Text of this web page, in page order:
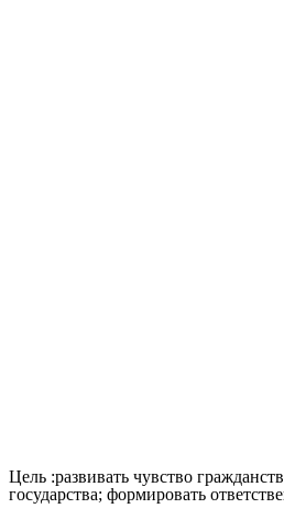
Цель :развивать чувство
государства; формировать